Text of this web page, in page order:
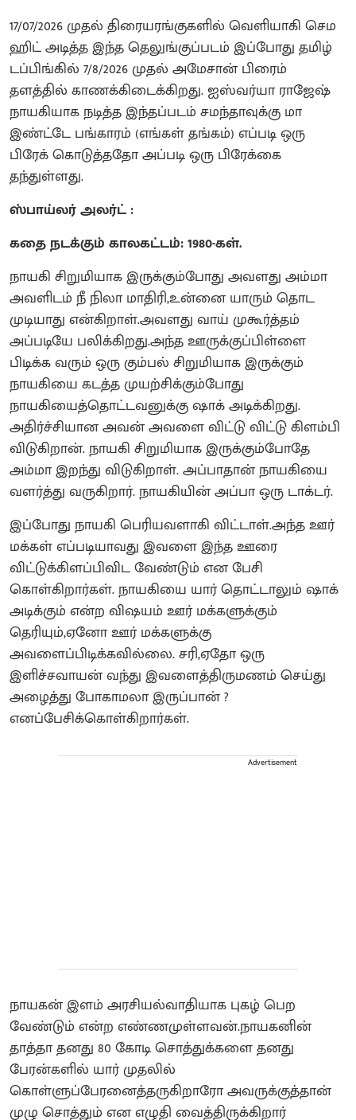
17/07/2026 முதல் திரையரங்குகளில் வெளியாகி செம
ஹிட் அடித்த இந்த தெலுங்குப்படம் இப்போது தமிழ்
டப்பிங்கில் 7/8/2026 முதல் அமேசான் பிரைம்
தளத்தில் காணக்கிடைக்கிறது. ஐஸ்வர்யா ராஜேஷ்
நாயகியாக நடித்த இந்தப்படம் சமந்தாவுக்கு மா
இண்ட்டே பங்காரம் (எங்கள் தங்கம்) எப்படி ஒரு
பிரேக் கொடுத்ததோ அப்படி ஒரு பிரேக்கை
தந்துள்ளது.
ஸ்பாய்லர் அலர்ட் :
கதை நடக்கும் காலகட்டம்: 1980-கள்.
நாயகி சிறுமியாக இருக்கும்போது அவளது அம்மா
அவளிடம் நீ நிலா மாதிரி,உன்னை யாரும் தொட
முடியாது என்கிறாள்.அவளது வாய் முகூர்த்தம்
அப்படியே பலிக்கிறது.அந்த ஊருக்குப்பிள்ளை
பிடிக்க வரும் ஒரு கும்பல் சிறுமியாக இருக்கும்
நாயகியை கடத்த முயற்சிக்கும்போது
நாயகியைத்தொட்டவனுக்கு ஷாக் அடிக்கிறது.
அதிர்ச்சியான அவன் அவளை விட்டு விட்டு கிளம்பி
விடுகிறான். நாயகி சிறுமியாக இருக்கும்போதே
அம்மா இறந்து விடுகிறாள். அப்பாதான் நாயகியை
வளர்த்து வருகிறார். நாயகியின் அப்பா ஒரு டாக்டர்.
இப்போது நாயகி பெரியவளாகி விட்டாள்.அந்த ஊர்
மக்கள் எப்படியாவது இவளை இந்த ஊரை
விட்டுக்கிளப்பிவிட வேண்டும் என பேசி
கொள்கிறார்கள். நாயகியை யார் தொட்டாலும் ஷாக்
அடிக்கும் என்ற விஷயம் ஊர் மக்களுக்கும்
தெரியும்,ஏனோ ஊர் மக்களுக்கு
அவளைப்பிடிக்கவில்லை. சரி,ஏதோ ஒரு
இளிச்சவாயன் வந்து இவளைத்திருமணம் செய்து
அழைத்து போகாமலா இருப்பான் ?
எனப்பேசிக்கொள்கிறார்கள்.
Advertisement
நாயகன் இளம் அரசியல்வாதியாக புகழ் பெற
வேண்டும் என்ற எண்ணமுள்ளவன்.நாயகனின்
தாத்தா தனது 80 கோடி சொத்துக்களை தனது
பேரன்களில் யார் முதலில்
கொள்ளுப்பேரனைத்தருகிறாரோ அவருக்குத்தான்
முழு சொத்தும் என எழுதி வைத்திருக்கிறார்